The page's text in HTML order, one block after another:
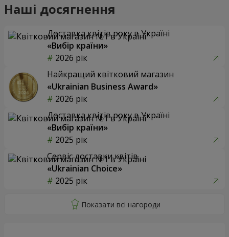
Наші досягнення
Доставка квітів року в Україні
«Вибір країни»
2026 рік
Найкращий квітковий магазин
«Ukrainian Business Award»
2026 рік
Доставка квітів року в Україні
«Вибір країни»
2025 рік
Сервіс доставки квітів
«Ukrainian Choice»
2025 рік